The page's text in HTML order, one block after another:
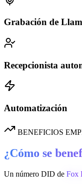
Grabación de
Recepcionista
Automatización
BENEFICIOS
¿Cómo se
Un número DID de Fox